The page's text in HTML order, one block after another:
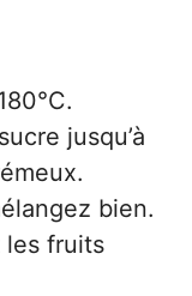
jusqu’à
bien.
les fruits